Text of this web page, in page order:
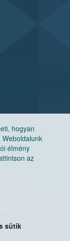
hogyan
élmény
az
sütik